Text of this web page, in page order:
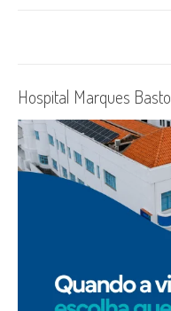
Hospital Marques Basto